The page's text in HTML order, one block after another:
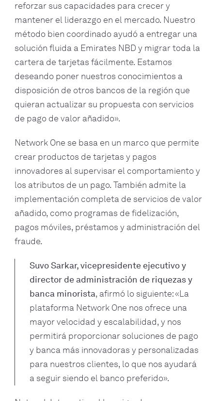
reforzar sus capacidades para crecer y
mantener el liderazgo en el mercado. Nuestro
método bien coordinado ayudó a entregar una
solución fluida a Emirates NBD y migrar toda la
cartera de tarjetas fácilmente. Estamos
deseando poner nuestros conocimientos a
disposición de otros bancos de la región que
quieran actualizar su propuesta con servicios
de pago de valor añadido».
Network One se basa en un marco que permite
crear productos de tarjetas y pagos
innovadores al supervisar el comportamiento y
los atributos de un pago. También admite la
implementación completa de servicios de valor
añadido, como programas de fidelización,
pagos móviles, préstamos y administración del
fraude.
Suvo Sarkar, vicepresidente ejecutivo y
director de administración de riquezas y
banca minorista, afirmó lo siguiente: «La
plataforma Network One nos ofrece una
mayor velocidad y escalabilidad, y nos
permitirá proporcionar soluciones de pago
y banca más innovadoras y personalizadas
para nuestros clientes, lo que nos ayudará
a seguir siendo el banco preferido».